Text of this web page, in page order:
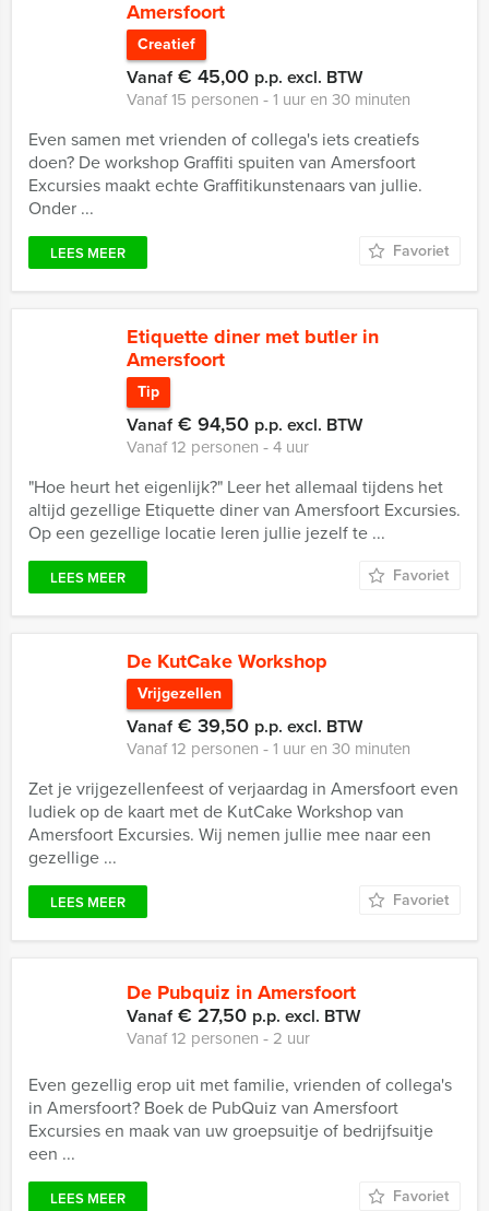
Amersfoort
Creatief
Vanaf€ 45,00 p.p. excl. BTW
Vanaf 15 personen ‐ 1 uur en 30 minuten
Even samen met vrienden of collega's iets creatiefs
doen? De workshop Graffiti spuiten van Amersfoort
Excursies maakt echte Graffitikunstenaars van jullie.
Onder ...
LEES MEER Favoriet
Etiquette diner met butler in
Amersfoort
Tip
Vanaf€ 94,50 p.p. excl. BTW
Vanaf 12 personen ‐ 4 uur
"Hoe heurt het eigenlijk?" Leer het allemaal tijdens het
altijd gezellige Etiquette diner van Amersfoort Excursies.
Op een gezellige locatie leren jullie jezelf te ...
LEES MEER Favoriet
De KutCake Workshop
Vrijgezellen
Vanaf€ 39,50 p.p. excl. BTW
Vanaf 12 personen ‐ 1 uur en 30 minuten
Zet je vrijgezellenfeest of verjaardag in Amersfoort even
ludiek op de kaart met de KutCake Workshop van
Amersfoort Excursies. Wij nemen jullie mee naar een
gezellige ...
LEES MEER Favoriet
De Pubquiz in Amersfoort
Vanaf€ 27,50 p.p. excl. BTW
Vanaf 12 personen ‐ 2 uur
Even gezellig erop uit met familie, vrienden of collega's
in Amersfoort? Boek de PubQuiz van Amersfoort
Excursies en maak van uw groepsuitje of bedrijfsuitje
een ...
LEES MEER Favoriet